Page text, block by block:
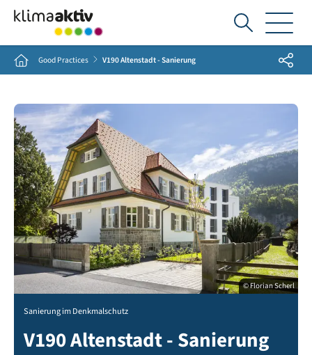
Ich
suche...
Home Good Practices V190 Altenstadt - Sanierung Share
© Florian Scherl
Sanierung im Denkmalschutz
V190 Altenstadt - Sanierung